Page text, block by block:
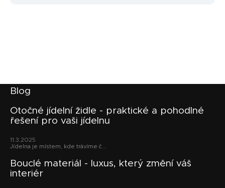
Blog
Otočné jídelní židle - praktické a pohodlné
řešení pro vaši jídelnu
11.3.2025
Jídelna je místem, kde trávíme č...
Bouclé materiál - luxus, který změní váš
interiér